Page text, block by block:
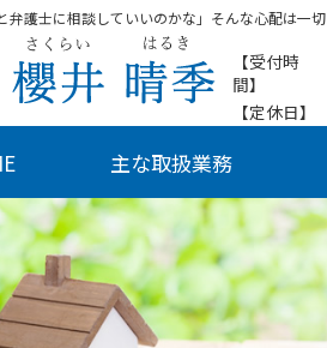
弁護士に相談していいのかな」そんな心配は一
【受付時
間】
【定休日】
主な取扱業務